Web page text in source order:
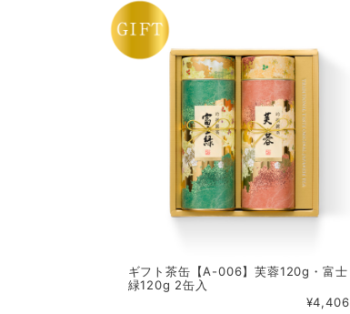
ギフト茶缶【A-006】芙蓉120g・富士
緑120g 2缶入
¥4,406